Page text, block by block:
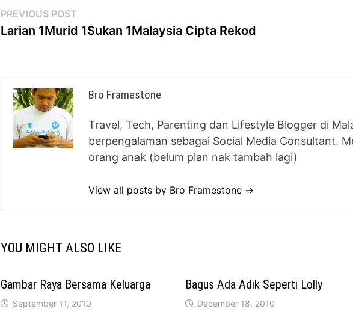
Post
navigation
PREVIOUS POST
post:
Larian 1Murid 1Sukan 1Malaysia Cipta Rekod
Bro Framestone
Travel, Tech, Parenting dan Lifestyle Blogger di
berpengalaman sebagai Social Media Consultant.
orang anak (belum plan nak tambah lagi)
View all posts by Bro Framestone →
YOU MIGHT ALSO LIKE
Gambar Raya Bersama Keluarga
September 11, 2010
Bagus Ada Adik Seperti Lolly
December 18, 2010